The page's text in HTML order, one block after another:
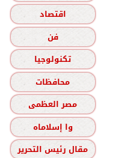
اقتصاد
فن
تكنولوجيا
محافظات
مصر العظمى
وا إسلاماه
مقال رئيس التحرير